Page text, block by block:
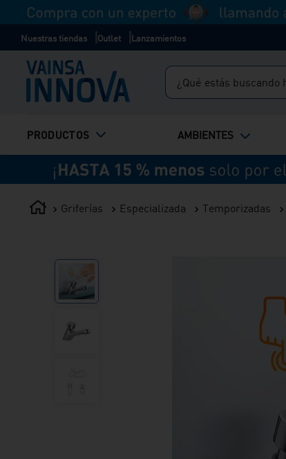
Nuestras tiendas Outlet Lanzamientos
¿Qué estás buscando hoy?
PRODUCTOS AMBIENTES
Griferías Especializada Temporizadas
ducha
bali